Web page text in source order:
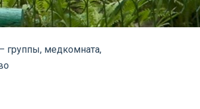
группы, медкомната,